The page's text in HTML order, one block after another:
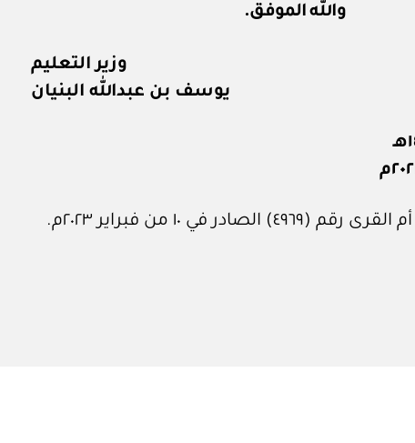
والله الموفق.
وزير التعليم
يوسف بن عبدالله البنيان
في ١٠ من فبراير ٢٠٢٣م.